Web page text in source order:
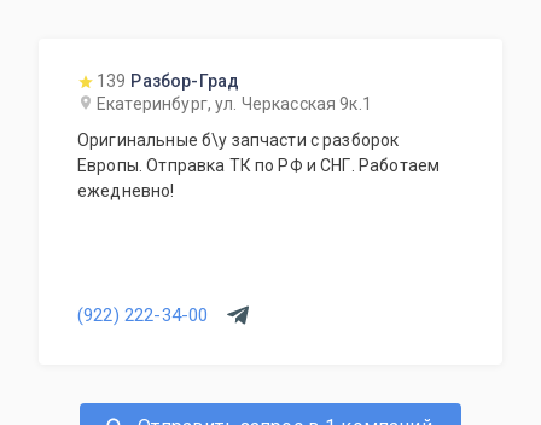
139 Разбор-Град
Екатеринбург, ул. Черкасская 9к.1
Оригинальные б\у запчасти с разборок
Европы. Отправка ТК по РФ и СНГ. Работаем
ежедневно!
(922) 222-34-00